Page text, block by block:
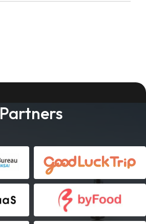
Partners